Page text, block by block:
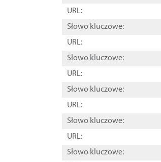
URL:
Słowo kluczowe:
URL:
Słowo kluczowe:
URL:
Słowo kluczowe:
URL:
Słowo kluczowe:
URL:
Słowo kluczowe: